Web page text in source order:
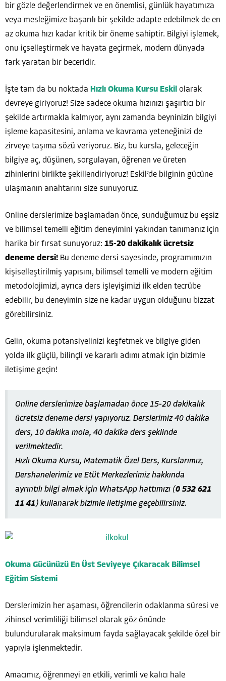
bir gözle değerlendirmek ve en önemlisi, günlük hayatımıza
veya mesleğimize başarılı bir şekilde adapte edebilmek de en
az okuma hızı kadar kritik bir öneme sahiptir. Bilgiyi işlemek,
onu içselleştirmek ve hayata geçirmek, modern dünyada
fark yaratan bir beceridir.
İşte tam da bu noktada Hızlı Okuma Kursu Eskil olarak
devreye giriyoruz! Size sadece okuma hızınızı şaşırtıcı bir
şekilde artırmakla kalmıyor, aynı zamanda beyninizin bilgiyi
işleme kapasitesini, anlama ve kavrama yeteneğinizi de
zirveye taşıma sözü veriyoruz. Biz, bu kursla, geleceğin
bilgiye aç, düşünen, sorgulayan, öğrenen ve üreten
zihinlerini birlikte şekillendiriyoruz! Eskil’de bilginin gücüne
ulaşmanın anahtarını size sunuyoruz.
Online derslerimize başlamadan önce, sunduğumuz bu eşsiz
ve bilimsel temelli eğitim deneyimini yakından tanımanız için
harika bir fırsat sunuyoruz: 15-20 dakikalık ücretsiz
deneme dersi! Bu deneme dersi sayesinde, programımızın
kişiselleştirilmiş yapısını, bilimsel temelli ve modern eğitim
metodolojimizi, ayrıca ders işleyişimizi ilk elden tecrübe
edebilir, bu deneyimin size ne kadar uygun olduğunu bizzat
görebilirsiniz.
Gelin, okuma potansiyelinizi keşfetmek ve bilgiye giden
yolda ilk güçlü, bilinçli ve kararlı adımı atmak için bizimle
iletişime geçin!
Online derslerimize başlamadan önce 15-20 dakikalık
ücretsiz deneme dersi yapıyoruz. Derslerimiz 40 dakika
ders, 10 dakika mola, 40 dakika ders şeklinde
verilmektedir.
Hızlı Okuma Kursu, Matematik Özel Ders, Kurslarımız,
Dershanelerimiz ve Etüt Merkezlerimiz hakkında
ayrıntılı bilgi almak için WhatsApp hattımızı (0 532 621
11 41) kullanarak bizimle iletişime geçebilirsiniz.
Okuma Gücünüzü En Üst Seviyeye Çıkaracak Bilimsel
Eğitim Sistemi
Derslerimizin her aşaması, öğrencilerin odaklanma süresi ve
zihinsel verimliliği bilimsel olarak göz önünde
bulundurularak maksimum fayda sağlayacak şekilde özel bir
yapıyla işlenmektedir.
Amacımız, öğrenmeyi en etkili, verimli ve kalıcı hale